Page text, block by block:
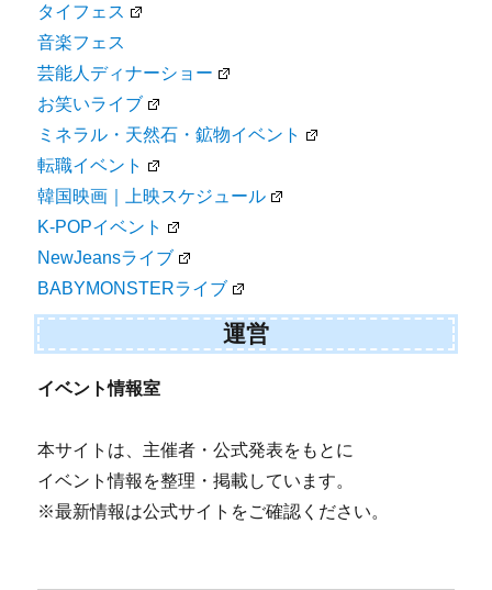
タイフェス
音楽フェス
芸能人ディナーショー
お笑いライブ
ミネラル・天然石・鉱物イベント
転職イベント
韓国映画｜上映スケジュール
K-POPイベント
NewJeansライブ
BABYMONSTERライブ
運営
イベント情報室
本サイトは、主催者・公式発表をもとに
イベント情報を整理・掲載しています。
※最新情報は公式サイトをご確認ください。